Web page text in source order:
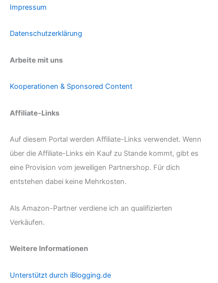
Impressum
Datenschutzerklärung
Arbeite mit uns
Kooperationen & Sponsored Content
Affiliate-Links
Auf diesem Portal werden Affiliate-Links verwendet. Wenn
über die Affiliate-Links ein Kauf zu Stande kommt, gibt es
eine Provision vom jeweiligen Partnershop. Für dich
entstehen dabei keine Mehrkosten.
Als Amazon-Partner verdiene ich an qualifizierten
Verkäufen.
Weitere Informationen
Unterstützt durch iBlogging.de